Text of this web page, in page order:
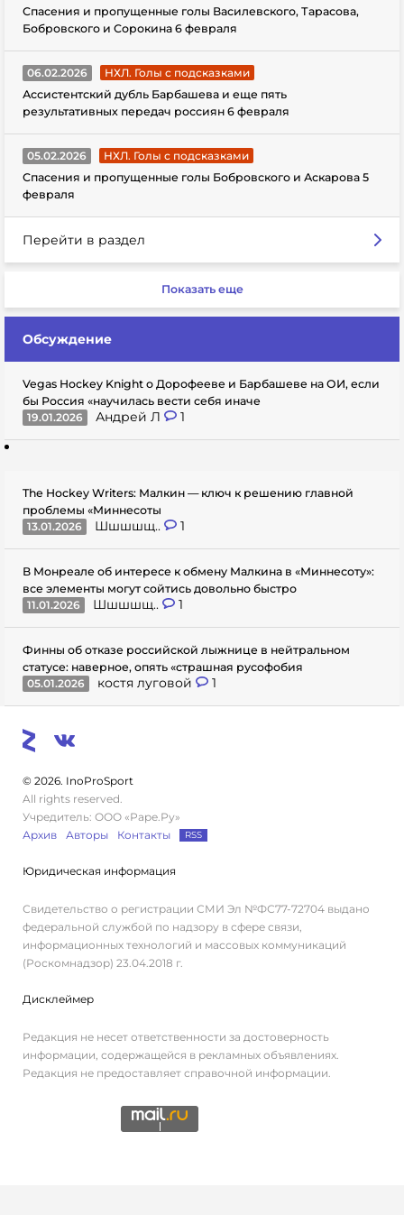
Спасения и пропущенные голы Василевского, Тарасова,
Бобровского и Сорокина 6 февраля
06.02.2026
НХЛ. Голы с подсказками
Ассистентский дубль Барбашева и еще пять
результативных передач россиян 6 февраля
05.02.2026
НХЛ. Голы с подсказками
Спасения и пропущенные голы Бобровского и Аскарова 5
февраля
Перейти в раздел
Показать еще
Обсуждение
Vegas Hockey Knight о Дорофееве и Барбашеве на ОИ, если
бы Россия «научилась вести себя иначе
19.01.2026
Андрей Л 1
The Hockey Writers: Малкин — ключ к решению главной
проблемы «Миннесоты
13.01.2026
Шшшшщ.. 1
В Монреале об интересе к обмену Малкина в «Миннесоту»:
все элементы могут сойтись довольно быстро
11.01.2026
Шшшшщ.. 1
Финны об отказе российской лыжнице в нейтральном
статусе: наверное, опять «страшная русофобия
05.01.2026
костя луговой 1
© 2026. InoProSport
All rights reserved.
Учредитель: ООО «Раре.Ру»
Архив
Авторы Контакты RSS
Юридическая информация
Свидетельство о регистрации СМИ Эл №ФС77-72704 выдано
федеральной службой по надзору в сфере связи,
информационных технологий и массовых коммуникаций
(Роскомнадзор) 23.04.2018 г.
Дисклеймер
Редакция не несет ответственности за достоверность
информации, содержащейся в рекламных объявлениях.
Редакция не предоставляет справочной информации.